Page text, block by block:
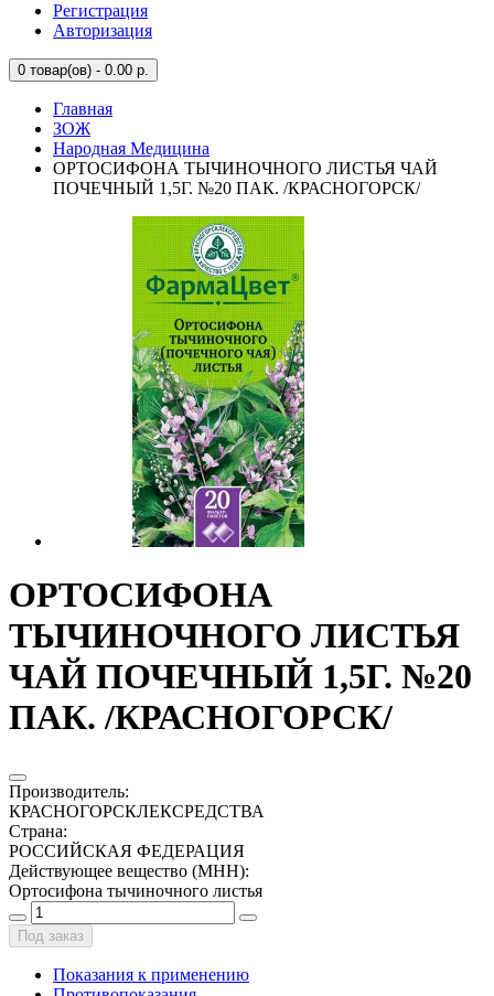
Регистрация
Авторизация
0 товар(ов) - 0.00 р.
Главная
ЗОЖ
Народная Медицина
ОРТОСИФОНА ТЫЧИНОЧНОГО ЛИСТЬЯ ЧАЙ
ПОЧЕЧНЫЙ 1,5Г. №20 ПАК. /КРАСНОГОРСК/
ОРТОСИФОНА
ТЫЧИНОЧНОГО ЛИСТЬЯ
ЧАЙ ПОЧЕЧНЫЙ 1,5Г. №20
ПАК. /КРАСНОГОРСК/
Производитель:
КРАСНОГОРСКЛЕКСРЕДСТВА
Страна:
РОССИЙСКАЯ ФЕДЕРАЦИЯ
Действующее вещество (МНН):
Ортосифона тычиночного листья
Под заказ
Показания к применению